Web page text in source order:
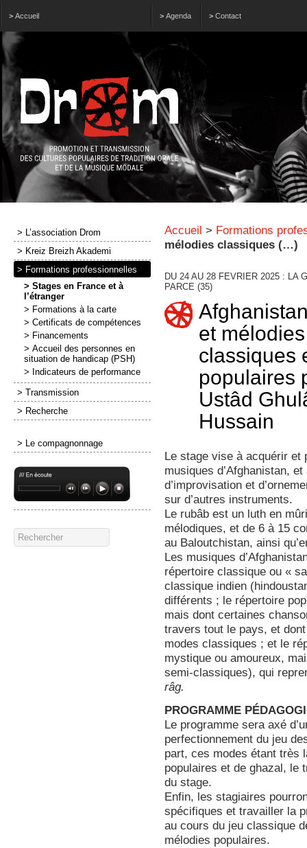
> Accueil > Agenda > Contact
> L’association Drom
> Kreiz Breizh Akademi
> Formations professionnelles
> Stages en France et à
l’étranger
> Formations à la carte
> Certificats de compétences
> Financements
> Accueil des personnes en
situation de handicap (PSH)
> Indicateurs de performance
> Transmission
> Recherche
> Le compagnonnage
Accueil > Formations
mélodies classiques (…)
DU 24 AU 28 FEVRIER 2025 : LA
PARCE (35)
et mélodies
classiques
populaires
Ustâd
Hussain
Le stage vise à acquérir et
musiques d’Afghanistan,
d’improvisation et
sur d’autres instruments.
Le rubâb est un luth en
mélodiques, et de 6 à 15
au Baloutchistan, ainsi
Les musiques
répertoire classique ou «
classique indien
différents ; le répertoire
mais dont certaines
travers tout le pays, et
modes classiques ; et le
mystique ou amoureux,
semi-classiques), qui
râg.
PROGRAMME
Le programme sera axé
perfectionnement du jeu
part, ces modes étant très
populaires et de ghazal, le
du stage.
Enfin, les stagiaires
spécifiques et travailler la
au cours du jeu classique
mélodies populaires.